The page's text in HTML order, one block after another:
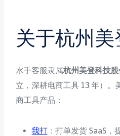
关于杭州
水手客服隶属杭州美登科技股
立，深耕电商工具 13 年）。
商工具产品：
我打 ：打单发货 SaaS